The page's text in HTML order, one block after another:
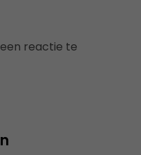
reactie te